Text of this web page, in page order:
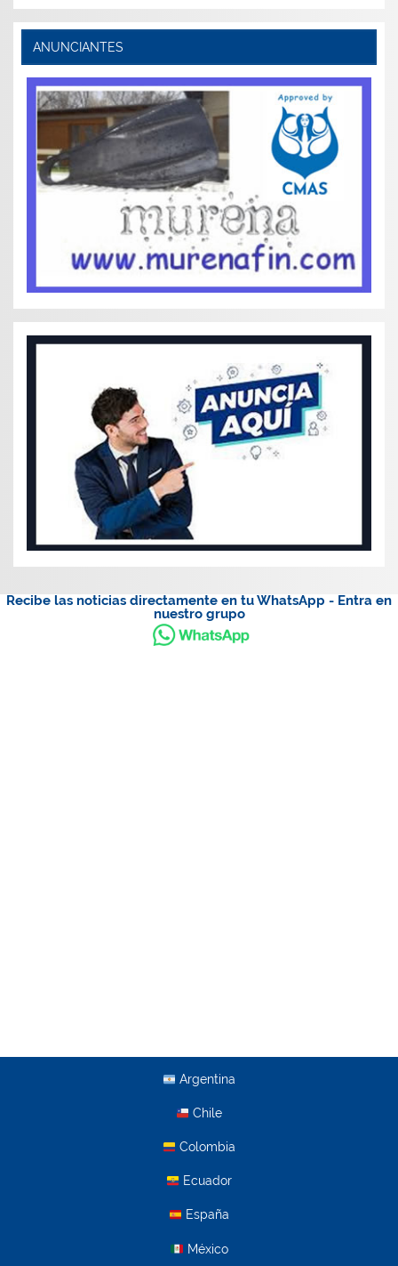
ANUNCIANTES
Recibe las noticias directamente en tu WhatsApp - Entra en
nuestro grupo
Argentina
Chile
Colombia
Ecuador
España
México